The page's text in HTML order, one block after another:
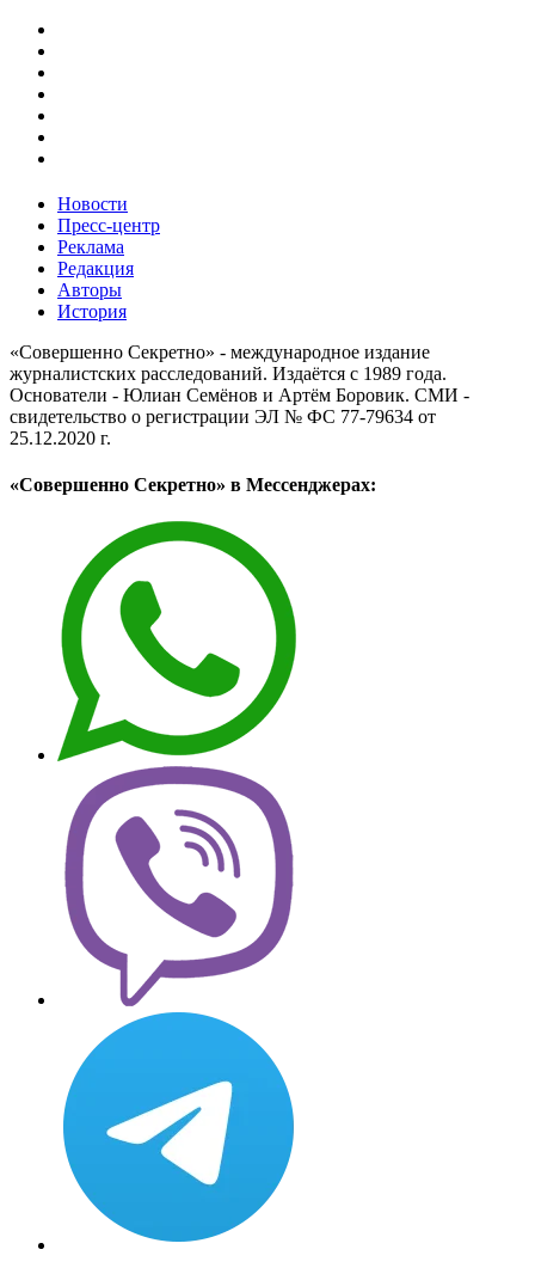
Новости
Пресс-центр
Реклама
Редакция
Авторы
История
«Совершенно Секретно» - международное издание
журналистских расследований. Издаётся с 1989 года.
Основатели - Юлиан Семёнов и Артём Боровик. CМИ -
свидетельство о регистрации ЭЛ № ФС 77-79634 от
25.12.2020 г.
«Совершенно Секретно» в Мессенджерах: